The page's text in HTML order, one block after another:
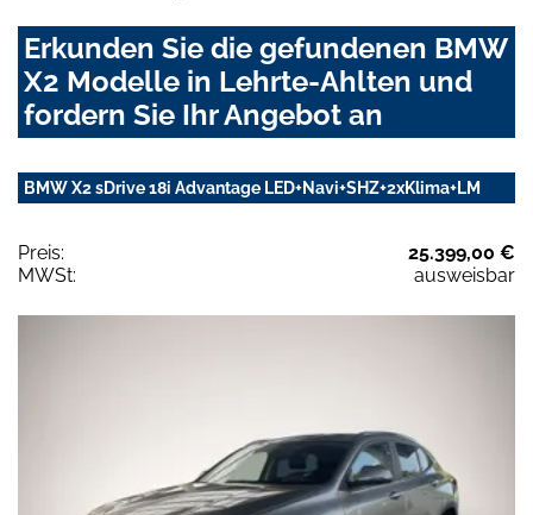
Erkunden Sie die gefundenen BMW
X2 Modelle in Lehrte-Ahlten und
fordern Sie Ihr Angebot an
BMW X2 sDrive 18i Advantage LED+Navi+SHZ+2xKlima+LM
Preis:
25.399,00 €
MWSt:
ausweisbar